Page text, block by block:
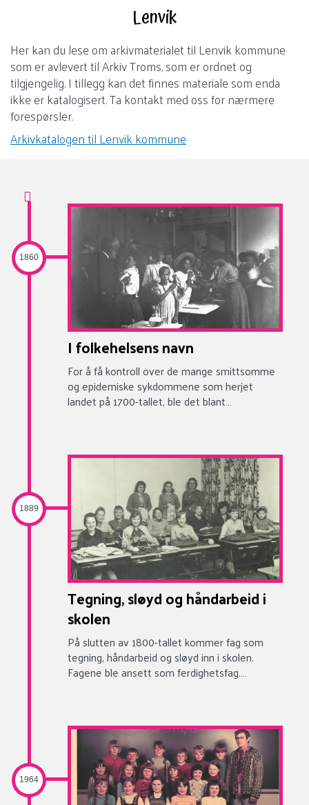
Lenvik
Her kan du lese om arkivmaterialet til Lenvik kommune
som er avlevert til Arkiv Troms, som er ordnet og
tilgjengelig. I tillegg kan det finnes materiale som enda
ikke er katalogisert. Ta kontakt med oss for nærmere
forespørsler.
Arkivkatalogen til Lenvik kommune
1860
I folkehelsens navn
For å få kontroll over de mange smittsomme
og epidemiske sykdommene som herjet
landet på 1700-tallet, ble det blant…
1889
Tegning, sløyd og håndarbeid i
skolen
På slutten av 1800-tallet kommer fag som
tegning, håndarbeid og sløyd inn i skolen.
Fagene ble ansett som ferdighetsfag.…
1964